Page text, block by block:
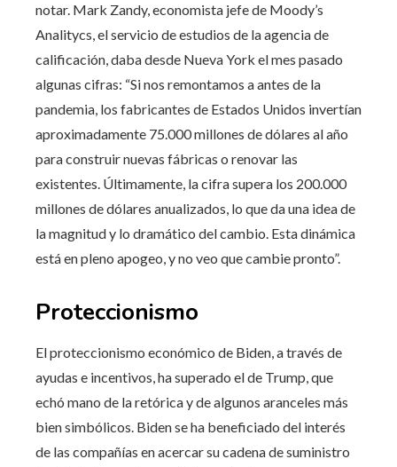
notar. Mark Zandy, economista jefe de Moody’s
Analitycs, el servicio de estudios de la agencia de
calificación, daba desde Nueva York el mes pasado
algunas cifras: “Si nos remontamos a antes de la
pandemia, los fabricantes de Estados Unidos invertían
aproximadamente 75.000 millones de dólares al año
para construir nuevas fábricas o renovar las
existentes. Últimamente, la cifra supera los 200.000
millones de dólares anualizados, lo que da una idea de
la magnitud y lo dramático del cambio. Esta dinámica
está en pleno apogeo, y no veo que cambie pronto”.
Proteccionismo
El proteccionismo económico de Biden, a través de
ayudas e incentivos, ha superado el de Trump, que
echó mano de la retórica y de algunos aranceles más
bien simbólicos. Biden se ha beneficiado del interés
de las compañías en acercar su cadena de suministro